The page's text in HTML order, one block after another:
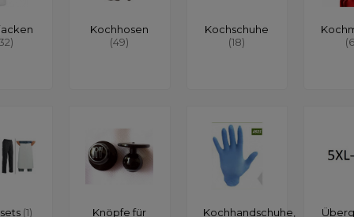
Kochhosen
(49)
Kochschuhe
(18)
(1)
Knöpfe für
Kochhandschuhe,